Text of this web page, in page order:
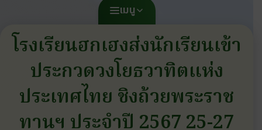
เมนู
โรงเรียนฮกเฮงส่งนักเรียนเข้า
ประกวดวงโยธวาทิตแห่ง
ประเทศไทย ชิงถ้วยพระราช
ทานฯ ประจำปี 2567 25-27